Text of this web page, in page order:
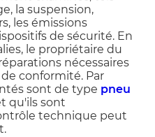
la suspension,
les émissions
de sécurité. En
le propriétaire du
nécessaires
conformité. Par
sont de type pneu
qu'ils sont
technique peut